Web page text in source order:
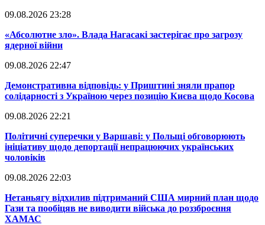
09.08.2026 23:28
​«Абсолютне зло». Влада Нагасакі застерігає про загрозу
ядерної війни
09.08.2026 22:47
​Демонстративна відповідь: у Приштині зняли прапор
солідарності з Україною через позицію Києва щодо Косова
09.08.2026 22:21
​Політичні суперечки у Варшаві: у Польщі обговорюють
ініціативу щодо депортації непрацюючих українських
чоловіків
09.08.2026 22:03
​Нетаньягу відхилив підтриманий США мирний план щодо
Гази та пообіцяв не виводити війська до роззброєння
ХАМАС